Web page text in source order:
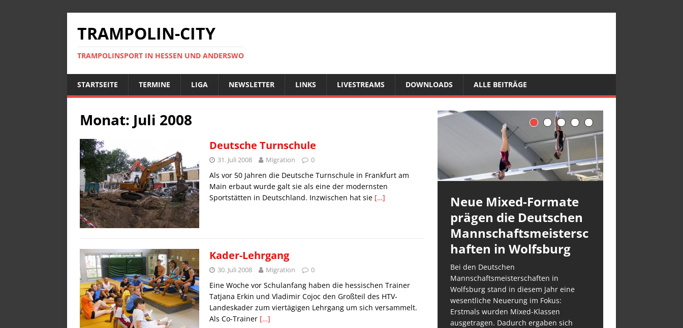
TRAMPOLIN-CITY
TRAMPOLINSPORT IN HESSEN UND ANDERSWO
STARTSEITE TERMINE LIGA NEWSLETTER LINKS LIVESTREAMS DOWNLOADS ALLE BEITRÄGE
Monat: Juli 2008
Deutsche Turnschule
31. Juli 2008 Migration 0
Als vor 50 Jahren die Deutsche Turnschule in Frankfurt am
Main erbaut wurde galt sie als eine der modernsten
Sportstätten in Deutschland. Inzwischen hat sie […]
Kader-Lehrgang
30. Juli 2008 Migration 0
Eine Woche vor Schulanfang haben die hessischen Trainer
Tatjana Erkin und Vladimir Cojoc den Großteil des HTV-
Landeskader zum viertägigen Lehrgang um sich versammelt.
Als Co-Trainer […]
Neue Mixed-Formate
prägen die Deutschen
Mannschaftsmeistersc
haften in Wolfsburg
Bei den Deutschen
Mannschaftsmeisterschaften in
Wolfsburg stand in diesem Jahr eine
wesentliche Neuerung im Fokus:
Erstmals wurden Mixed-Klassen
ausgetragen. Dadurch ergaben sich